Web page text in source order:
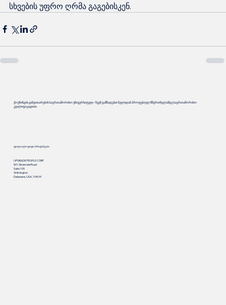
სხვების უფრო ღრმა გაგებისკენ.
ქოუჩინგის განვითარების საერთაშორისო უნივერსიტეტი - ჩვენ ვამზადებთ ნულიდან პროფესიულ მწვრთნელამდე საერთაშორისო
კვალიფიკაციით.
ფილიალი დიდი ბრიტანეთი
UPGRADE PEOPLE CORP
501 Silverside Road
Suite 105
Wilmington
Delaware, USA, 19809